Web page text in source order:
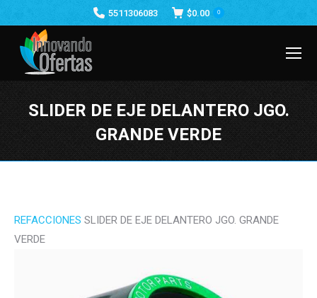
5511306083 $0.00 0
SLIDER DE EJE DELANTERO JGO.
GRANDE VERDE
REFACCIONES SLIDER DE EJE DELANTERO JGO. GRANDE
VERDE